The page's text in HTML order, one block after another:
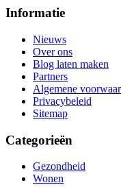
Informatie
Nieuws
Over ons
Blog laten maken
Partners
Algemene
Privacybeleid
Sitemap
Categorieën
Gezondheid
Wonen